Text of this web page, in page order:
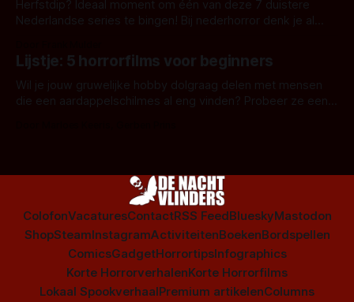
Herfstdip? Ideaal moment om één van deze 7 duistere
Nederlandse series te bingen! Bij nederhorror denk je al
Amsterdamned of The Johnsons. Maar Nederlandse horror
is niet beperkt tot films. Hier een aantal Nederlandse tv-
series uit het duistere of horrorgenre. Als
Lijstje: 5 horrorfilms voor beginners
Wil je jouw gruwelijke hobby dolgraag delen met mensen
die een aardappelschilmes al eng vinden? Probeer ze eens
ColofonVacaturesContactRSS FeedBlueskyMastodon
ShopSteamInstagramActiviteitenBoekenBordspellen
ComicsGadgetHorrortipsInfographics
Korte HorrorverhalenKorte Horrorfilms
Lokaal SpookverhaalPremium artikelenColumns